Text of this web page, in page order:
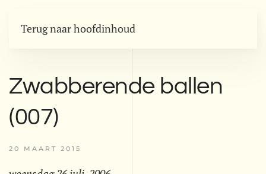
Terug naar hoofdinhoud
Zwabberende ballen
(007)
20 MAART 2015